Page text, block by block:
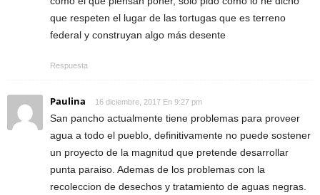
que respeten el lugar de las tortugas que es terreno
federal y construyan algo más desente
Respuesta
Paulina 16 diciembre, 2017 En 9:27 pm
San pancho actualmente tiene problemas para proveer
agua a todo el pueblo, definitivamente no puede sostener
un proyecto de la magnitud que pretende desarrollar
punta paraiso. Ademas de los problemas con la
recoleccion de desechos y tratamiento de aguas negras.